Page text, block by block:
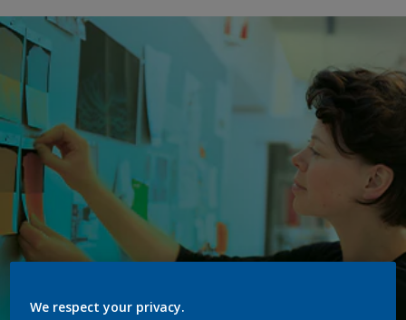
We respect your privacy.